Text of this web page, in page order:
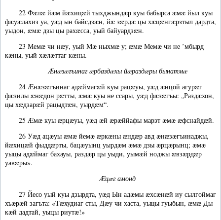
22 Фæлæ йæм йæхицæй тыхджындæр куы бабырса æмæ йыл куы
фæуæлахиз уа, уæд ын байсдзæн, йæ зæрдæ цы хæцæнгæрзтыл дардта,
уыдон, æмæ дзы цы рахæсса, уый байуардзæн.
23 Мемæ чи нæу, уый Мæ ныхмæ у; æмæ Мемæ чи не ’мбырд
кæны, уый хæлæттаг кæны.
Æнæзæгъинаг æрбаздæхы йæраздæры бынатмæ
24 Æнæзæгъинаг адæймагæй куы рацæуы, уæд æнцой агурæг
фæзилы æнæдон рæтты, æмæ куы не ссары, уæд фæзæгъы: „Раздæхон,
цы хæдзарæй рацыдтæн, уырдæм“.
25 Æмæ куы æрцæуы, уæд æй æрæййафы марзт æмæ æфснайдæй.
26 Уæд ацæуы æмæ йемæ æркæны æндæр авд æнæзæгъинаджы,
йæхицæй фыддæрты, бацæуынц уырдæм æмæ дзы æрцæрынц; æмæ
уыцы адæймаг бахауы, раздæр цы уыди, уымæй ноджы æвзæрдæр
уавæры».
Æцæг амонд
27 Йесо уый куы дзырдта, уæд Ын адæмы æхсæнæй иу сылгоймаг
хъæрæй загъта: «Тæхудиаг сты, Дæу чи хаста, уыцы гуыбын, æмæ Ды
кæй дадтай, уыцы риутæ!»